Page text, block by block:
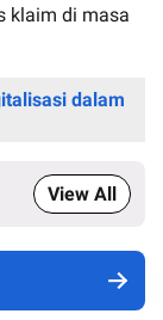
klaim di masa
dalam
View All